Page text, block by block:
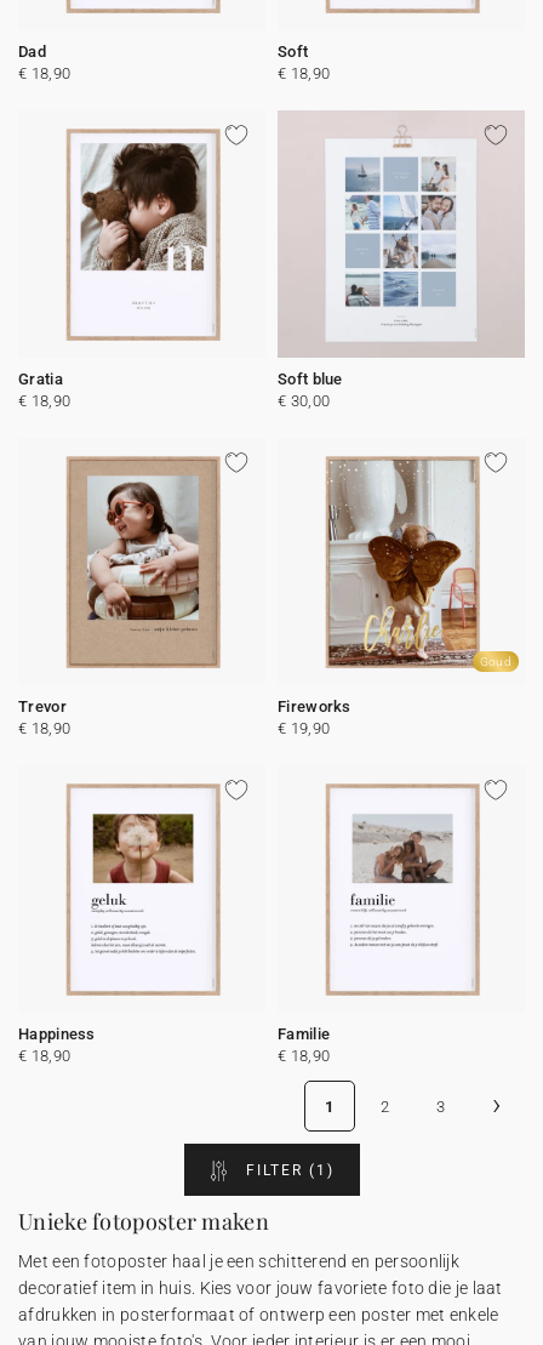
Dad
€ 18,90
Soft
€ 18,90
Gratia
€ 18,90
Soft blue
€ 30,00
Trevor
€ 18,90
Goud
Fireworks
€ 19,90
Happiness
€ 18,90
Familie
€ 18,90
1 2 3 ›
FILTER (1)
Unieke fotoposter maken
Met een fotoposter haal je een schitterend en persoonlijk
decoratief item in huis. Kies voor jouw favoriete foto die je laat
afdrukken in posterformaat of ontwerp een poster met enkele